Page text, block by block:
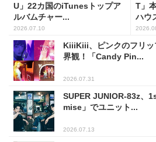
U」22カ国のiTunesトップア
ルバムチャー...
2026.07.10
T」
ハウ
KiiiKiii、ピンクのフリ
界観！「Candy Pin...
2026.07.31
SUPER JUNIOR-83z、
mise」でユニット...
2026.07.13